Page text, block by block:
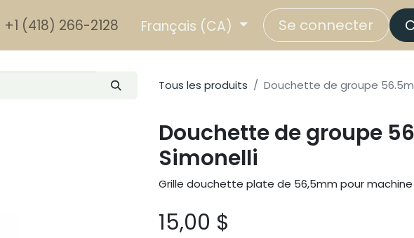
+1 (418) 266-2128 Français (CA) Se connecter
Tous les produits Douchette de groupe
Douchette de groupe
Simonelli
Grille douchette plate de 56,5mm pour machine
15,00 $